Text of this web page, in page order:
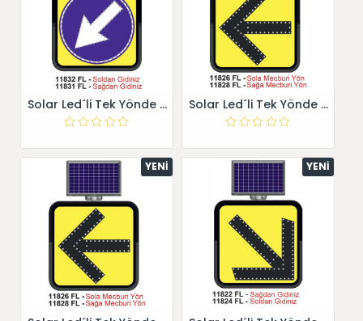
Solar Led´li Tek Yönde Uyarı Sağdan Gidiniz 11831 FL Solar Led´li Tek Yönde Uyarı Sola Mecburi Yön 11826 FL
YENI YENI